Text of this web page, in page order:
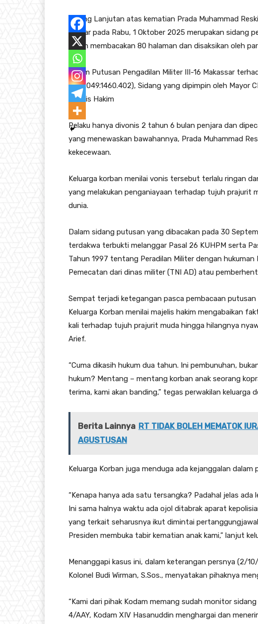
Sidang Lanjutan atas kematian Prada Muhammad
digelar pada Rabu, 1 Oktober 2025 merupakan sidang
hakim membacakan 80 halaman dan disaksikan oleh
Dalam Putusan Pengadilan Militer III-16 Makassar
31.21.049.1460.402), Sidang yang dipimpin oleh Mayor
Majelis Hakim
Pelaku hanya divonis 2 tahun 6 bulan penjara dan
yang menewaskan bawahannya, Prada Muhammad
kekecewaan.
Keluarga korban menilai vonis tersebut terlalu ringan
yang melakukan penganiayaan terhadap tujuh prajurit
dunia.
Dalam sidang putusan yang dibacakan pada 30
terdakwa terbukti melanggar Pasal 26 KUHPM serta
Tahun 1997 tentang Peradilan Militer dengan
Pemecatan dari dinas militer (TNI AD) atau
Sempat terjadi ketegangan pasca pembacaan
Keluarga Korban menilai majelis hakim mengabaikan
kali terhadap tujuh prajurit muda hingga hilangnya
Arief.
“Cuma dikasih hukum dua tahun. Ini pembunuhan,
hukum? Mentang – mentang korban anak seorang
terima, kami akan banding,” tegas perwakilan keluarga
Berita Lainnya RT TIDAK BOLEH MEMATOK
AGUSTUSAN
Keluarga Korban juga menduga ada kejanggalan dalam
“Kenapa hanya ada satu tersangka? Padahal jelas
Ini sama halnya waktu ada ojol ditabrak aparat
yang terkait seharusnya ikut dimintai
Presiden membuka tabir kematian anak kami,” lanjut
Menanggapi kasus ini, dalam keterangan persnya (2/
Kolonel Budi Wirman, S.Sos., menyatakan pihaknya
“Kami dari pihak Kodam memang sudah monitor
4/AAY, Kodam XIV Hasanuddin menghargai dan